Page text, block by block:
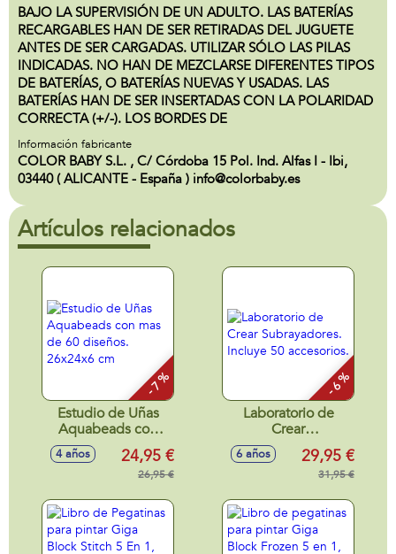
BAJO LA SUPERVISIÓN DE UN ADULTO. LAS BATERÍAS
RECARGABLES HAN DE SER RETIRADAS DEL JUGUETE
ANTES DE SER CARGADAS. UTILIZAR SÓLO LAS PILAS
INDICADAS. NO HAN DE MEZCLARSE DIFERENTES TIPOS
DE BATERÍAS, O BATERÍAS NUEVAS Y USADAS. LAS
BATERÍAS HAN DE SER INSERTADAS CON LA POLARIDAD
CORRECTA (+/-). LOS BORDES DE
Información fabricante
COLOR BABY S.L. , C/ Córdoba 15 Pol. Ind. Alfas I - Ibi,
03440 ( ALICANTE - España ) info@colorbaby.es
Artículos relacionados
- 7 %
Estudio de Uñas
Aquabeads con
mas de 60 diseños.
26x24x6 cm
4 años 24,95 €
26,95 €
- 6 %
Laboratorio de
Crear
Subrayadores.
Incluye 50
accesorios.
6 años 29,95 €
31,95 €